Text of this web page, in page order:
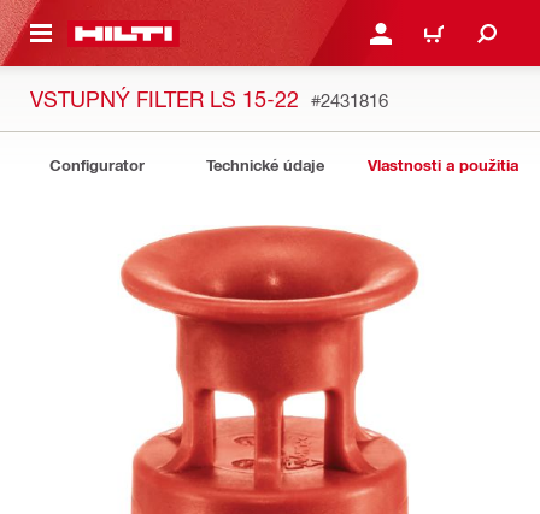
HLAVNÝ OBSAH PRIHLÁSIŤ ALEBO
KOŠÍK
VSTUPNÝ FILTER LS 15-22 #2431816
Configurator Technické údaje Vlastnosti a použitia